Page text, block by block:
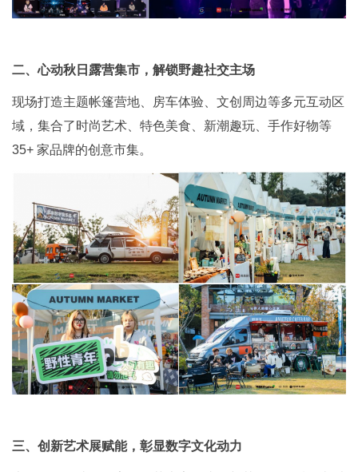
二、心动秋日露营集市，解锁野趣社交主场
现场打造主题帐篷营地、房车体验、文创周边等多元互动区
域，集合了时尚艺术、特色美食、新潮趣玩、手作好物等
35+ 家品牌的创意市集。
三、创新艺术展赋能，彰显数字文化动力